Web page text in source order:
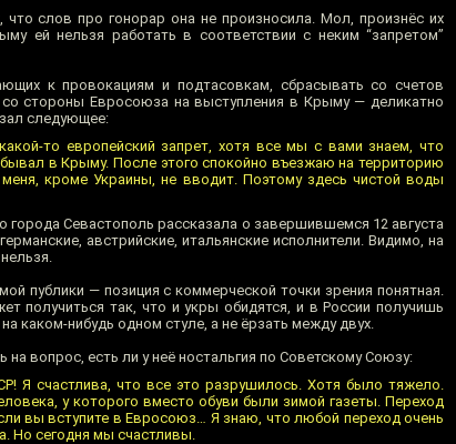
слов про гонорар она не произносила. Мол, произнёс их
ей нельзя работать в соответствии с неким “запретом”
к провокациям и подтасовкам, сбрасывать со счетов
со стороны Евросоюза на выступления в Крыму — деликатно
следующее:
то европейский запрет, хотя все мы с вами знаем, что
в Крыму. После этого спокойно въезжаю на территорию
кроме Украины, не вводит. Поэтому здесь чистой воды
Севастополь рассказала о завершившемся 12 августа
австрийские, итальянские исполнители. Видимо, на
публики — позиция с коммерческой точки зрения понятная.
получиться так, что и укры обидятся, и в России получишь
каком-нибудь одном стуле, а не ёрзать между двух.
вопрос, есть ли у неё ностальгия по Советскому Союзу:
Я счастлива, что все это разрушилось. Хотя было тяжело.
у которого вместо обуви были зимой газеты. Переход
вы вступите в Евросоюз… Я знаю, что любой переход очень
Но сегодня мы счастливы.